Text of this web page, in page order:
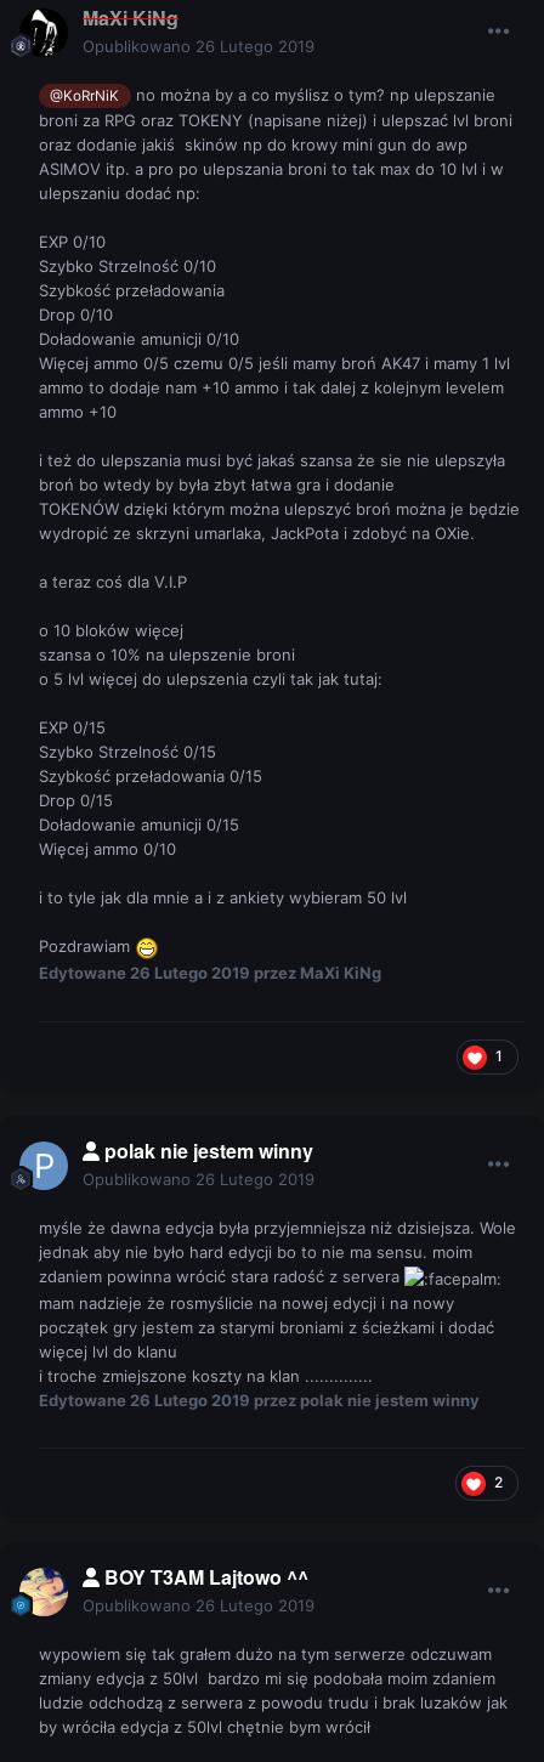
MaXi KiNg
Opublikowano 26 Lutego 2019
@KoRrNiK
no można by a co myślisz o tym? np ulepszanie
broni za RPG oraz TOKENY (napisane niżej) i ulepszać lvl broni
oraz dodanie jakiś skinów np do krowy mini gun do awp
ASIMOV itp. a pro po ulepszania broni to tak max do 10 lvl i w
ulepszaniu dodać np:
EXP 0/10
Szybko Strzelność 0/10
Szybkość przeładowania
Drop 0/10
Doładowanie amunicji 0/10
Więcej ammo 0/5 czemu 0/5 jeśli mamy broń AK47 i mamy 1 lvl
ammo to dodaje nam +10 ammo i tak dalej z kolejnym levelem
ammo +10
i też do ulepszania musi być jakaś szansa że sie nie ulepszyła
broń bo wtedy by była zbyt łatwa gra i dodanie
TOKENÓW dzięki którym można ulepszyć broń można je będzie
wydropić ze skrzyni umarlaka, JackPota i zdobyć na OXie.
a teraz coś dla V.I.P
o 10 bloków więcej
szansa o 10% na ulepszenie broni
o 5 lvl więcej do ulepszenia czyli tak jak tutaj:
EXP 0/15
Szybko Strzelność 0/15
Szybkość przeładowania 0/15
Drop 0/15
Doładowanie amunicji 0/15
Więcej ammo 0/10
i to tyle jak dla mnie a i z ankiety wybieram 50 lvl
Pozdrawiam
Edytowane 26 Lutego 2019 przez MaXi KiNg
1
polak nie jestem winny
Opublikowano 26 Lutego 2019
myśle że dawna edycja była przyjemniejsza niż dzisiejsza. Wole
jednak aby nie było hard edycji bo to nie ma sensu. moim
zdaniem powinna wrócić stara radość z servera
mam nadzieje że rosmyślicie na nowej edycji i na nowy
początek gry jestem za starymi broniami z ścieżkami i dodać
więcej lvl do klanu
i troche zmiejszone koszty na klan ..............
Edytowane 26 Lutego 2019 przez polak nie jestem winny
2
BOY T3AM Lajtowo ^^
Opublikowano 26 Lutego 2019
wypowiem się tak grałem dużo na tym serwerze odczuwam
zmiany edycja z 50lvl bardzo mi się podobała moim zdaniem
ludzie odchodzą z serwera z powodu trudu i brak luzaków jak
by wróciła edycja z 50lvl chętnie bym wrócił